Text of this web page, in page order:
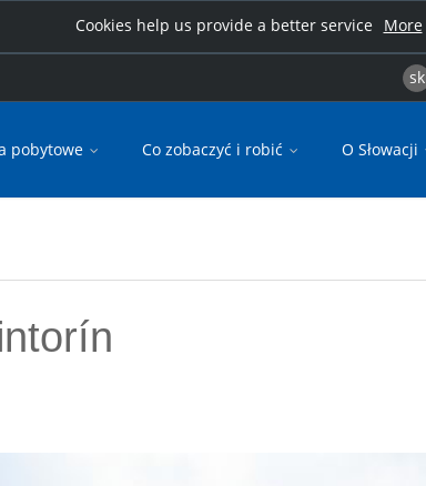
Cookies help us provide a better service More
sk
pobytowe Co zobaczyć i robić O Słowacji